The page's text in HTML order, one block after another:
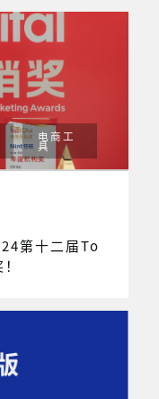
电商工
具
第十二届To